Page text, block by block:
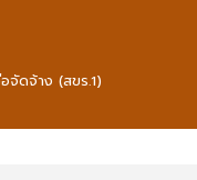
จัดจ้าง (สขร.1)